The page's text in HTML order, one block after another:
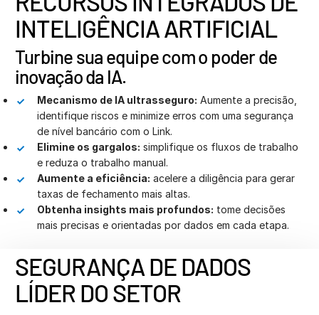
INTELIGÊNCIA ARTIFICIAL
Turbine sua equipe com o poder de
inovação da IA.
Mecanismo de IA ultrasseguro: Aumente a precisão,
identifique riscos e minimize erros com uma segurança
de nível bancário com o Link.
Elimine os gargalos: simplifique os fluxos de trabalho
e reduza o trabalho manual.
Aumente a eficiência: acelere a diligência para gerar
taxas de fechamento mais altas.
Obtenha insights mais profundos: tome decisões
mais precisas e orientadas por dados em cada etapa.
SEGURANÇA DE DADOS
LÍDER DO SETOR